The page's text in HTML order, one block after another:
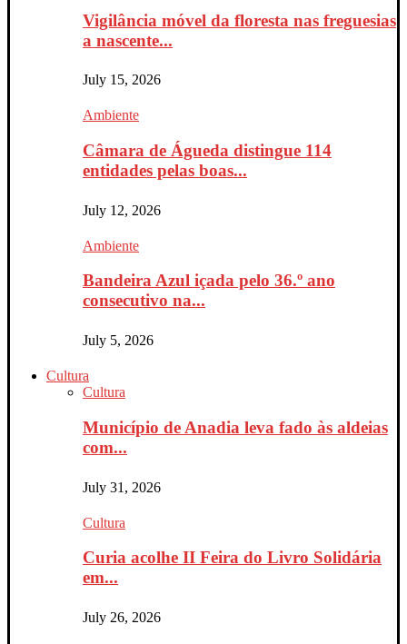
Vigilância móvel da floresta nas freguesias
a nascente...
July 15, 2026
Ambiente
Câmara de Águeda distingue 114
entidades pelas boas...
July 12, 2026
Ambiente
Bandeira Azul içada pelo 36.º ano
consecutivo na...
July 5, 2026
Cultura
Cultura
Município de Anadia leva fado às aldeias
com...
July 31, 2026
Cultura
Curia acolhe II Feira do Livro Solidária
em...
July 26, 2026